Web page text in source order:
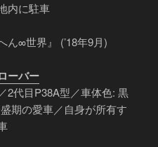
内に駐車
ん∞世界』 (’18年9月)
ーバー
2代目P38A型／車体色: 黒
期の愛車／自身が所有す